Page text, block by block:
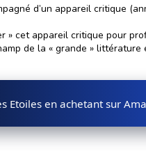
d’un appareil critique
» cet appareil critique pour
de la « grande »
Etoiles en achetant sur